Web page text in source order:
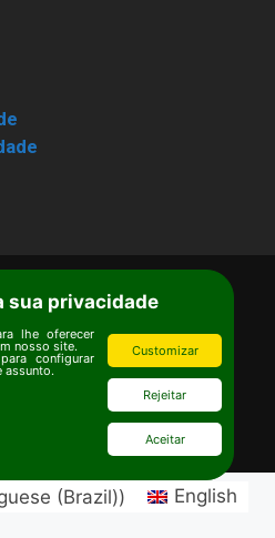
Uso |Estatuto
Instituto de Pesquisas
ipe@ipe.org.br
(Brazil)) English
sua privacidade
lhe oferecer
nosso site.
configurar
assunto.
Customizar
Rejeitar
Aceitar